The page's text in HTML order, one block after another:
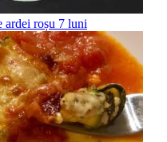
ardei roșu 7 luni